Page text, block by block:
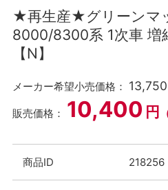
★再生産★グリーンマ
8000/8300系 1次車 増
【N】
メーカー希望小売価格： 13,750
販売価格： 10,400 円
商品ID 218256